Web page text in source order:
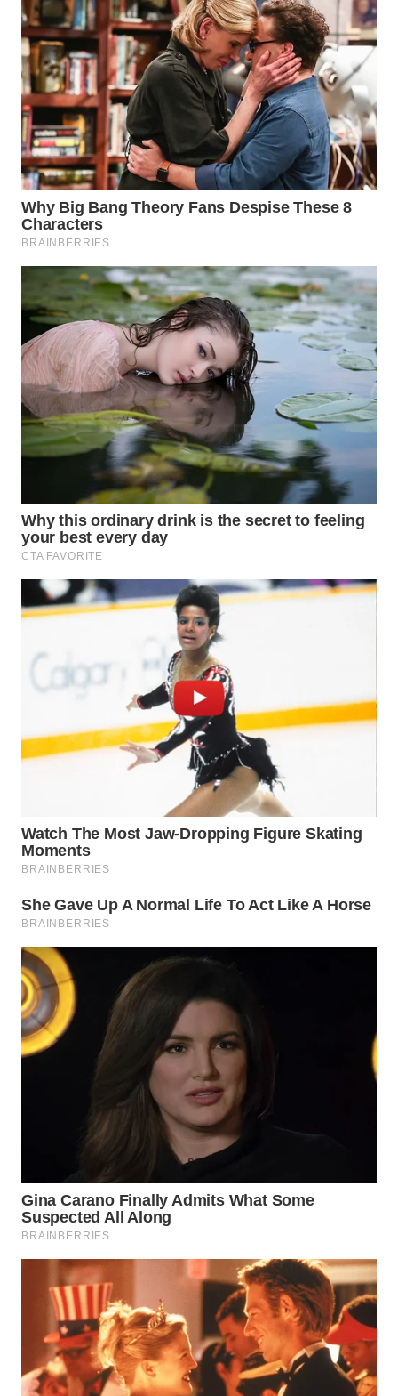
WN
KUNINGAN
WN
MAJALENGKA
WN
SUBANG
WN
SUKABUMI
WN
PURWAKARTA
WN
PRIANGAN
TIMUR
WN
SEMARANG
SOLO
WN
WN
WN
WN
BINTAN
MANDALIKA
WN
LIKUPANG
WN
LABUANBAJO
Group
WAHANA
NEWS
WAHANA
TANI
WAHANA
ADVOKAT